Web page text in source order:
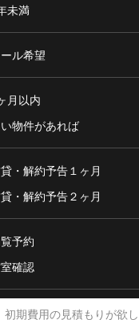
未満
ール希望
月以内
い物件があれば
・解約予告１ヶ月
・解約予告２ヶ月
予約
確認